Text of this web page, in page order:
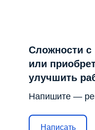
Сложности с
или
улучшить
Напишите —
Написать